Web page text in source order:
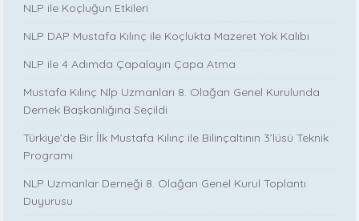
NLP ile Koçluğun Etkileri
NLP DAP Mustafa Kılınç ile Koçlukta Mazeret Yok Kalıbı
NLP ile 4 Adımda Çapalayın Çapa Atma
Mustafa Kılınç Nlp Uzmanları 8. Olağan Genel Kurulunda
Dernek Başkanlığına Seçildi
Türkiye’de Bir İlk Mustafa Kılınç ile Bilinçaltının 3’lüsü Teknik
Programı
NLP Uzmanlar Derneği 8. Olağan Genel Kurul Toplantı
Duyurusu